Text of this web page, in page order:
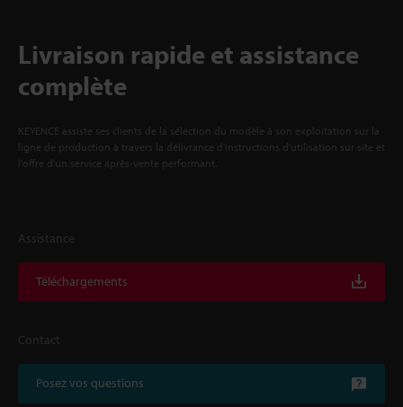
Livraison rapide et assistance
complète
KEYENCE assiste ses clients de la sélection du modèle à son exploitation sur la
ligne de production à travers la délivrance d'instructions d'utilisation sur site et
l'offre d'un service après-vente performant.
Assistance
Téléchargements
Contact
Posez vos questions